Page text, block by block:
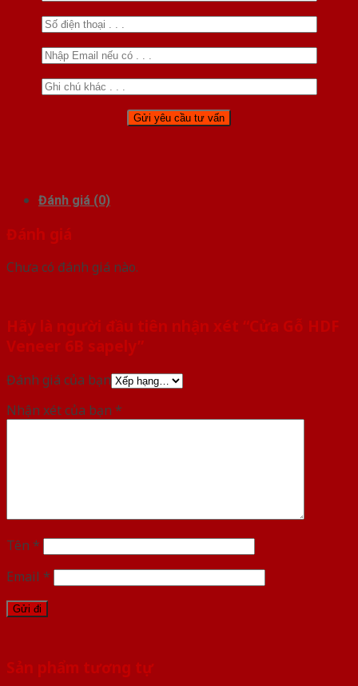
Đánh giá (0)
Đánh giá
Chưa có đánh giá nào.
Hãy là người đầu tiên nhận xét “Cửa Gỗ HDF
Veneer 6B sapely”
Đánh giá của bạn
Nhận xét của bạn *
Tên *
Email *
Sản phẩm tương tự